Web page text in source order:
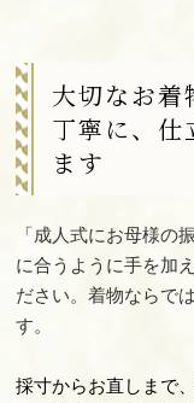
大切なお着
丁寧に、仕
ます
「成人式にお母様の
に合うように手を加
ださい。着物ならで
す。
採寸からお直しまで